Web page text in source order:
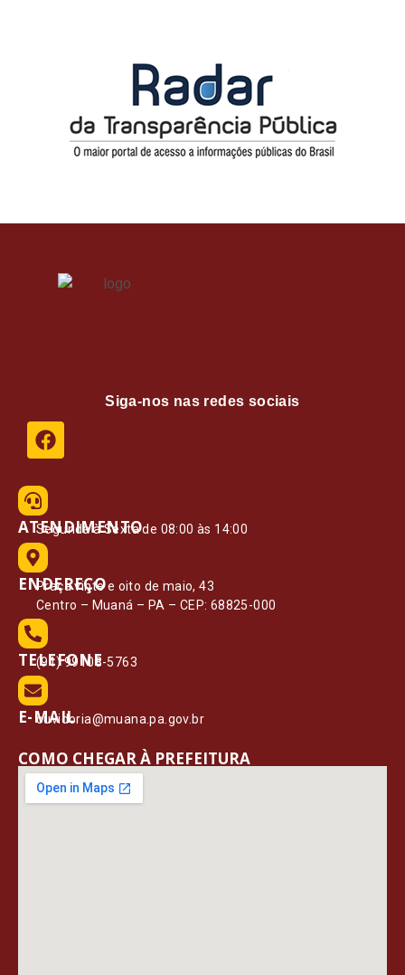
Siga-nos nas redes sociais
ATENDIMENTO
Segunda à Sexta de 08:00 às 14:00
ENDEREÇO
Praça vinte e oito de maio, 43
Centro – Muaná – PA – CEP: 68825-000
TELEFONE
(91) 99108-5763
E-MAIL
ouvidoria@muana.pa.gov.br
COMO CHEGAR À PREFEITURA